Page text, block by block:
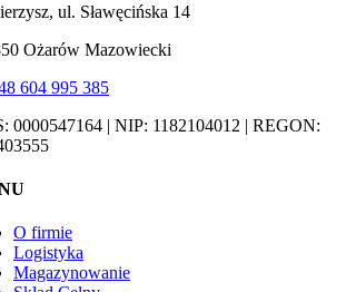
ul. Sławęcińska 14
Ożarów Mazowiecki
604 995 385
0000547164 | NIP: 1182104012 | REGON:
O firmie
Logistyka
Magazynowanie